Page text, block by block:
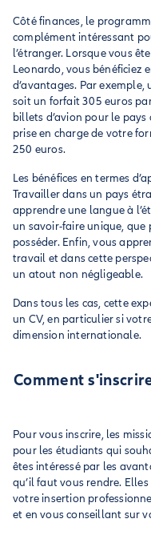
Côté finances, le
complément intéressant
l’étranger. Lorsque vous
Leonardo, vous bénéficiez
d’avantages. Par
soit un forfait 305 euros
billets d’avion pour le pays
prise en charge de votre
250 euros.
Les bénéfices en termes
Travailler dans un pays
apprendre une langue à
un savoir-faire unique, que
posséder. Enfin, vous
travail et dans cette
un atout non négligeable.
Dans tous les cas, cette
un CV, en particulier si
dimension internationale.
Comment
Pour vous inscrire, les
pour les étudiants qui
êtes intéressé par les
qu’il faut vous rendre.
votre insertion
et en vous conseillant sur